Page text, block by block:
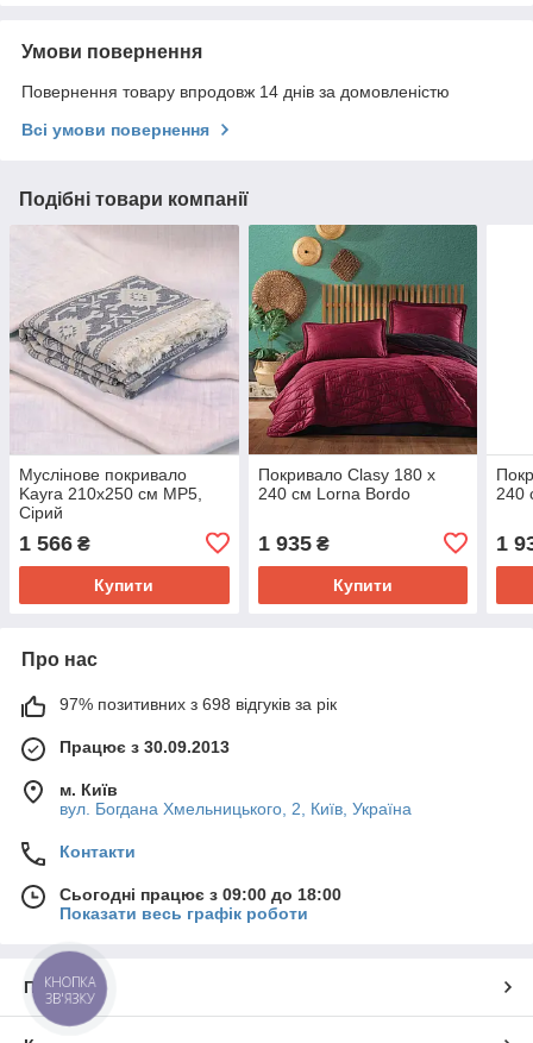
Умови повернення
Повернення товару впродовж 14 днів за домовленістю
Всі умови повернення
Подібні товари компанії
Муслінове покривало
Kayra 210x250 см MP5,
Сірий
1 566 ₴
Купити
Покривало Clasy 180 x
240 см Lorna Bordo
1 935₴
Купити
240
1
Про нас
97% позитивних з 698 відгуків за рік
Працює з 30.09.2013
м. Київ
вул. Богдана Хмельницького, 2, Київ, Україна
Контакти
Сьогодні працює з 09:00 до 18:00
Показати весь графік роботи
Про нас
КНОПКА
ЗВ'ЯЗКУ